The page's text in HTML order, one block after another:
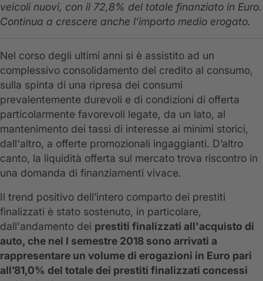
veicoli nuovi, con il 72,8% del totale finanziato in Euro.
Continua a crescere anche l’importo medio erogato.
Nel corso degli ultimi anni si è assistito ad un
complessivo consolidamento del credito al consumo,
sulla spinta di una ripresa dei consumi
prevalentemente durevoli e di condizioni di offerta
particolarmente favorevoli legate, da un lato, al
mantenimento dei tassi di interesse ai minimi storici,
dall'altro, a offerte promozionali ingaggianti. D’altro
canto, la liquidità offerta sul mercato trova riscontro in
una domanda di finanziamenti vivace.
Il trend positivo dell’intero comparto dei prestiti
finalizzati è stato sostenuto, in particolare,
dall'andamento dei prestiti finalizzati all'acquisto di
auto, che nel I semestre 2018 sono arrivati a
rappresentare un volume di erogazioni in Euro pari
all’81,0% del totale dei prestiti finalizzati concessi